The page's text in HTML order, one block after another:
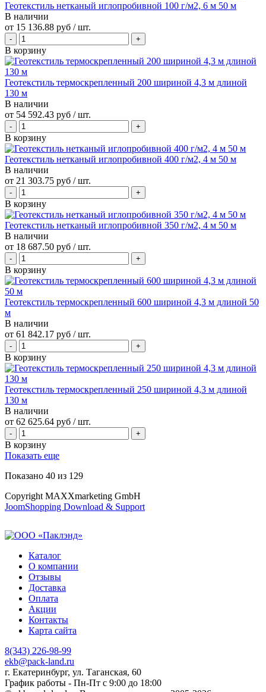
Геотекстиль нетканый иглопробивной 100 г/м2, 6 м 50 м
В наличии
от 15 136.88 руб / шт.
В корзину
Геотекстиль термоскрепленный 200 шириной 4,3 м длиной
130 м
В наличии
от 54 592.43 руб / шт.
В корзину
Геотекстиль нетканый иглопробивной 400 г/м2, 4 м 50 м
В наличии
от 21 303.75 руб / шт.
В корзину
Геотекстиль нетканый иглопробивной 350 г/м2, 4 м 50 м
В наличии
от 18 687.50 руб / шт.
В корзину
Геотекстиль термоскрепленный 600 шириной 4,3 м длиной 50
м
В наличии
от 61 842.17 руб / шт.
В корзину
Геотекстиль термоскрепленный 250 шириной 4,3 м длиной
130 м
В наличии
от 62 625.64 руб / шт.
В корзину
Показать еще
Показано 40 из 129
Copyright MAXXmarketing GmbH
JoomShopping Download & Support
Каталог
О компании
Отзывы
Доставка
Оплата
Акции
Контакты
Карта сайта
8(343) 226-98-99
ekb@pack-land.ru
г. Екатеринбург, ул. Таганская, 60
График работы - Пн-Пт с 9:00 до 18:00